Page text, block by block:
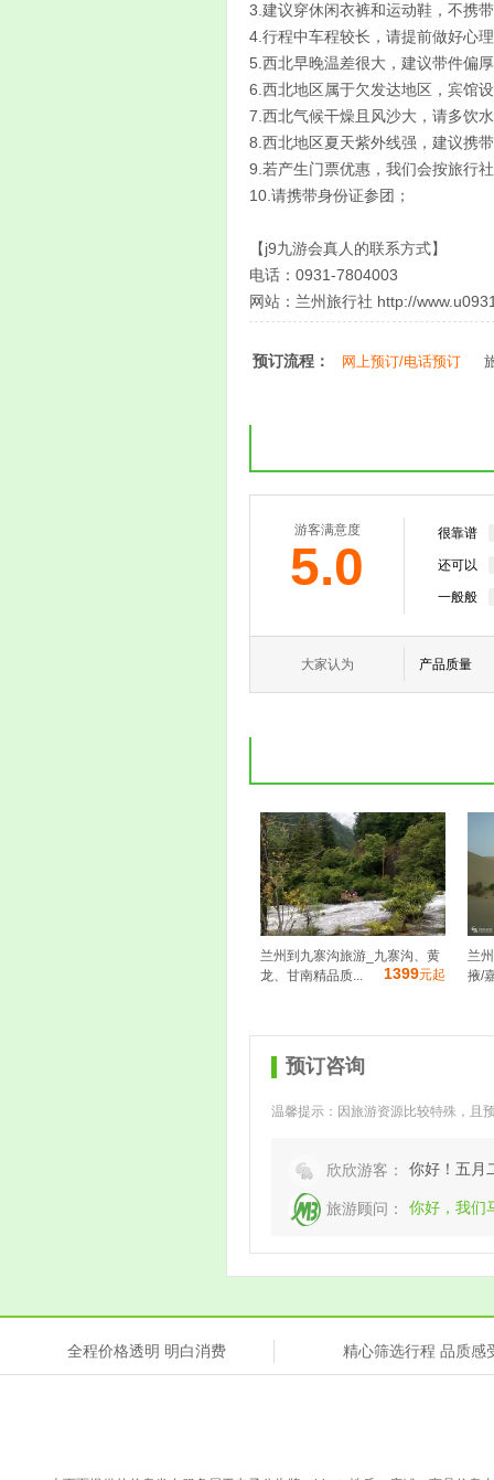
3.建议穿休闲衣裤和运动鞋，不携
4.行程中车程较长，请提前做好心
5.西北早晚温差很大，建议带件偏
6.西北地区属于欠发达地区，宾馆
7.西北气候干燥且风沙大，请多饮
8.西北地区夏天紫外线强，建议携
9.若产生门票优惠，我们会按旅行
10.请携带身份证参团；
【j9九游会真人的联系方式】
电话：0931-7804003
网站：兰州旅行社 http://
预订流程： 网上预订/电话预订
游客满意度
5.0
很靠谱
还可以
一般般
大家认为 产品质量
兰州到九寨沟旅游_九寨沟、黄
龙、甘南精品质...
1399元起
兰
掖/
预订咨询
温馨提示：因旅游资源比较特殊，且
欣欣游客： 你好！五月
旅游顾问： 你好，我们
全程价格透明 明白消费 精心筛选行程 品质感